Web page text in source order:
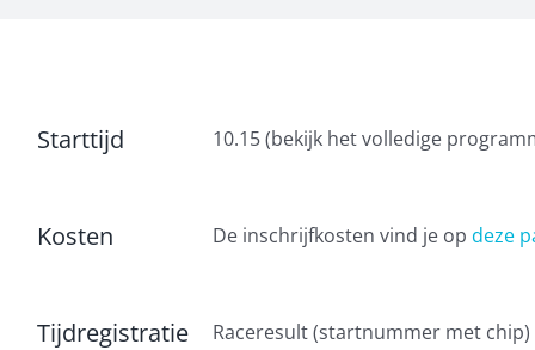
Starttijd 10.15 (bekijk het volledige
Kosten De inschrijfkosten vind je op deze
Tijdregistratie Raceresult (startnummer met chip)